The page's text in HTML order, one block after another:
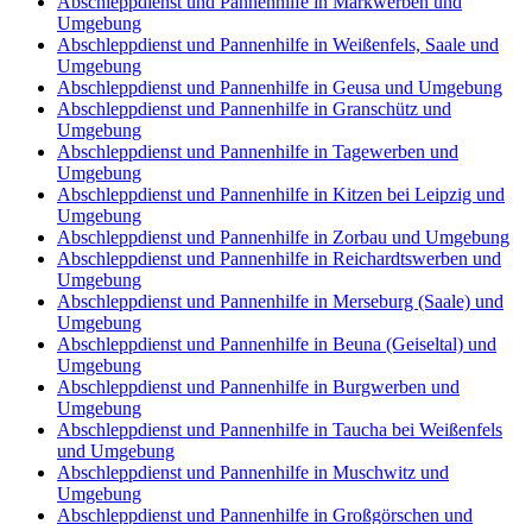
Umgebung
Abschleppdienst und Pannenhilfe in Weißenfels, Saale und
Umgebung
Abschleppdienst und Pannenhilfe in Geusa und Umgebung
Abschleppdienst und Pannenhilfe in Granschütz und
Umgebung
Abschleppdienst und Pannenhilfe in Tagewerben und
Umgebung
Abschleppdienst und Pannenhilfe in Kitzen bei Leipzig und
Umgebung
Abschleppdienst und Pannenhilfe in Zorbau und Umgebung
Abschleppdienst und Pannenhilfe in Reichardtswerben und
Umgebung
Abschleppdienst und Pannenhilfe in Merseburg (Saale) und
Umgebung
Abschleppdienst und Pannenhilfe in Beuna (Geiseltal) und
Umgebung
Abschleppdienst und Pannenhilfe in Burgwerben und
Umgebung
Abschleppdienst und Pannenhilfe in Taucha bei Weißenfels
und Umgebung
Abschleppdienst und Pannenhilfe in Muschwitz und
Umgebung
Abschleppdienst und Pannenhilfe in Großgörschen und